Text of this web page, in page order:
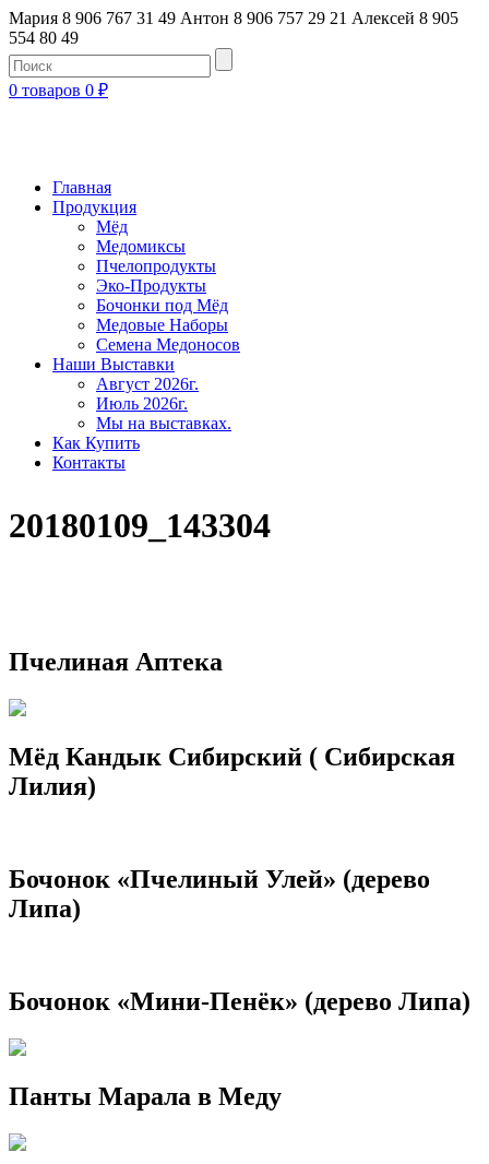
Мария 8 906 767 31 49 Антон 8 906 757 29 21 Алексей 8 905
554 80 49
0 товаров 0 ₽
Главная
Продукция
Мёд
Медомиксы
Пчелопродукты
Эко-Продукты
Бочонки под Мёд
Медовые Наборы
Семена Медоносов
Наши Выставки
Август 2026г.
Июль 2026г.
Мы на выставках.
Как Купить
Контакты
20180109_143304
Пчелиная Аптека
Мёд Кандык Сибирский ( Сибирская
Лилия)
Бочонок «Пчелиный Улей» (дерево
Липа)
Бочонок «Мини-Пенёк» (дерево Липа)
Панты Марала в Меду